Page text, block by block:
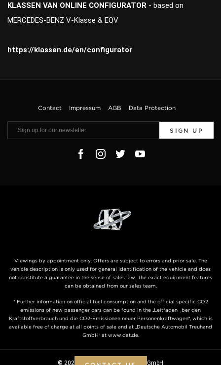
KLASSEN VAN ONLINE CONFIGURATOR - based on
MERCEDES-BENZ V-Klasse & EQV
https://klassen.de/en/configurator
Contact Impressum AGB Data Protection
SIGN UP
Viewings by appointment only. Offers are subject to errors and prior sale. The
vehicle description is only used for general identification of the vehicle and does
not constitute a guarantee in the sense of sales law. The exact equipment features
can be obtained from our sales team.
* Further information on official fuel consumption and the official specific CO2
emissions of new passenger cars can be found in the „Leitfaden über den
Kraftstoffverbrauch und die CO2-Emissionen neuer Personenkraftwagen“, which is
available free of charge at all points of sale and at „Deutsche Automobil Treuhand
GmbH“ at www.dat.de.
© 2026 KLASSEN ® - Automobile GmbH